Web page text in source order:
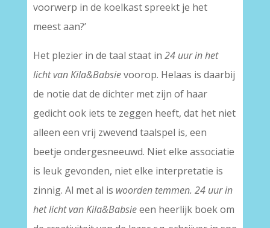
voorwerp in de koelkast spreekt je het
meest aan?’
Het plezier in de taal staat in 24 uur in het
licht van Kila&Babsievoorop. Helaas is daarbij
de notie dat de dichter met zijn of haar
gedicht ook iets te zeggen heeft, dat het niet
alleen een vrij zwevend taalspel is, een
beetje ondergesneeuwd. Niet elke associatie
is leuk gevonden, niet elke interpretatie is
zinnig. Al met al is woorden temmen. 24 uur in
het licht van Kila&Babsieeen heerlijk boek om